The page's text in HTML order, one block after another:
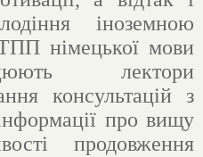
іноземною
німецької мови
лектори
консультацій з
про вищу
продовження